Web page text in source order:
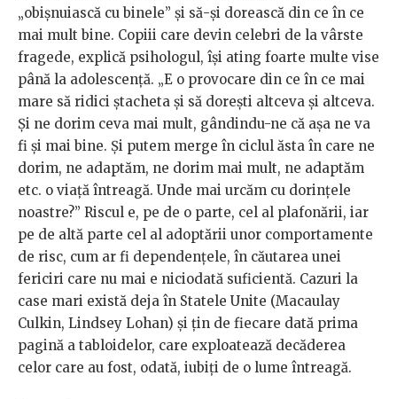
„obișnuiască cu binele” și să-și dorească din ce în ce
mai mult bine. Copiii care devin celebri de la vârste
fragede, explică psihologul, își ating foarte multe vise
până la adolescență. „E o provocare din ce în ce mai
mare să ridici ștacheta și să dorești altceva și altceva.
Și ne dorim ceva mai mult, gândindu-ne că așa ne va
fi și mai bine. Și putem merge în ciclul ăsta în care ne
dorim, ne adaptăm, ne dorim mai mult, ne adaptăm
etc. o viață întreagă. Unde mai urcăm cu dorințele
noastre?” Riscul e, pe de o parte, cel al plafonării, iar
pe de altă parte cel al adoptării unor comportamente
de risc, cum ar fi dependențele, în căutarea unei
fericiri care nu mai e niciodată suficientă. Cazuri la
case mari există deja în Statele Unite (Macaulay
Culkin, Lindsey Lohan) și țin de fiecare dată prima
pagină a tabloidelor, care exploatează decăderea
celor care au fost, odată, iubiți de o lume întreagă.